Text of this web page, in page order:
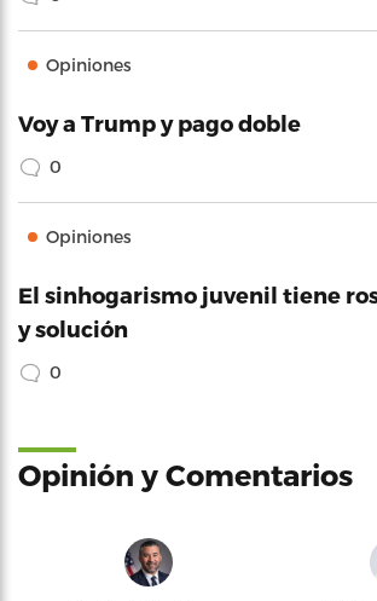
Opiniones
Voy a Trump y pago doble
0
Opiniones
El sinhogarismo juvenil tiene
y solución
0
Opinión y Comentarios